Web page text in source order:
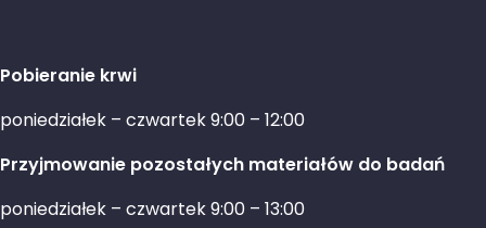
Pobieranie krwi
poniedziałek – czwartek 9:00 – 12:00
Przyjmowanie pozostałych materiałów do badań
poniedziałek – czwartek 9:00 – 13:00